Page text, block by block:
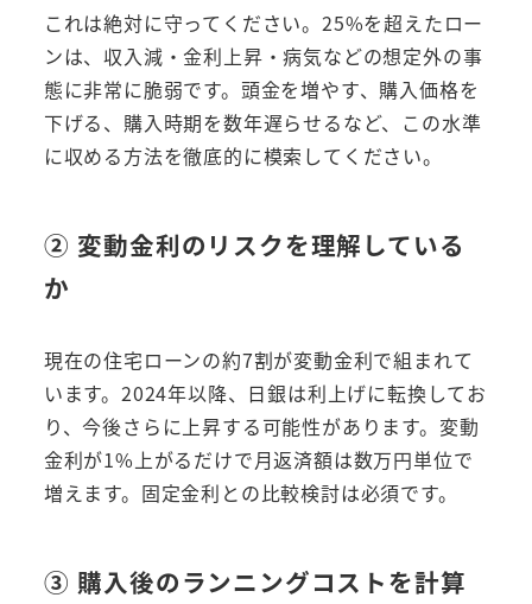
これは絶対に守ってください。25%を超えたロー
ンは、収入減・金利上昇・病気などの想定外の事
態に非常に脆弱です。頭金を増やす、購入価格を
下げる、購入時期を数年遅らせるなど、この水準
に収める方法を徹底的に模索してください。
② 変動金利のリスクを理解している
か
現在の住宅ローンの約7割が変動金利で組まれて
います。2024年以降、日銀は利上げに転換してお
り、今後さらに上昇する可能性があります。変動
金利が1%上がるだけで月返済額は数万円単位で
増えます。固定金利との比較検討は必須です。
③ 購入後のランニングコストを計算